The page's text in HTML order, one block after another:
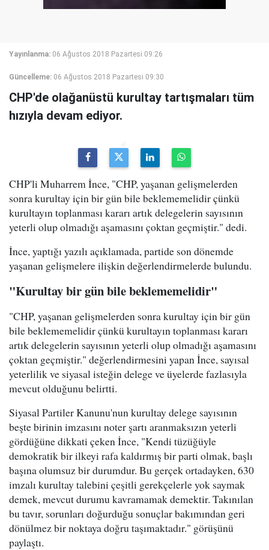
Yayınlanma: 06 Ağustos 2018 Pazartesi 09:26
Güncelleme: 06 Ağustos 2018 Pazartesi 09:30
CHP'de olağanüstü kurultay tartışmaları tüm
hızıyla devam ediyor.
CHP'li Muharrem İnce, "CHP, yaşanan gelişmelerden
sonra kurultay için bir gün bile beklememelidir çünkü
kurultayın toplanması kararı artık delegelerin sayısının
yeterli olup olmadığı aşamasını çoktan geçmiştir." dedi.
İnce, yaptığı yazılı açıklamada, partide son dönemde
yaşanan gelişmelere ilişkin değerlendirmelerde bulundu.
"Kurultay bir gün bile beklememelidir"
"CHP, yaşanan gelişmelerden sonra kurultay için bir gün
bile beklememelidir çünkü kurultayın toplanması kararı
artık delegelerin sayısının yeterli olup olmadığı aşamasını
çoktan geçmiştir." değerlendirmesini yapan İnce, sayısal
yeterlilik ve siyasal isteğin delege ve üyelerde fazlasıyla
mevcut olduğunu belirtti.
Siyasal Partiler Kanunu'nun kurultay delege sayısının
beşte birinin imzasını noter şartı aranmaksızın yeterli
gördüğüne dikkati çeken İnce, "Kendi tüzüğüyle
demokratik bir ilkeyi rafa kaldırmış bir parti olmak, başlı
başına olumsuz bir durumdur. Bu gerçek ortadayken, 630
imzalı kurultay talebini çeşitli gerekçelerle yok saymak
demek, mevcut durumu kavramamak demektir. Takınılan
bu tavır, sorunları doğurduğu sonuçlar bakımından geri
dönülmez bir noktaya doğru taşımaktadır." görüşünü
paylaştı.